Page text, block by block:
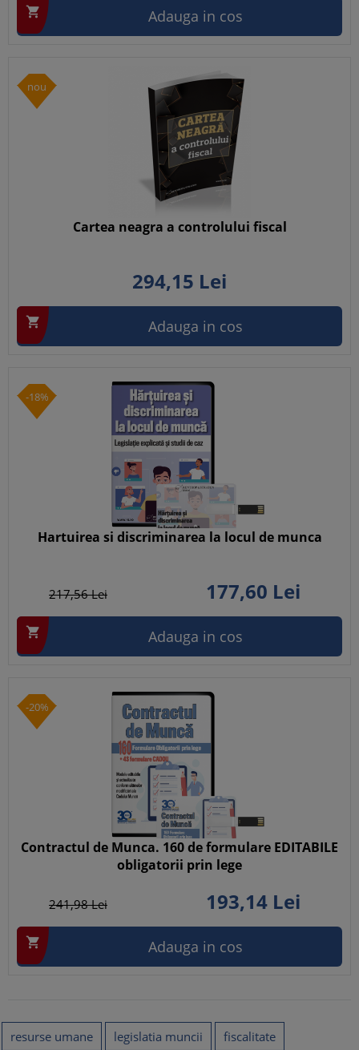
 Adauga in cos
nou
Cartea neagra a controlului fiscal
294,15 Lei
 Adauga in cos
-18%
Hartuirea si discriminarea la locul de munca
217,56Lei 177,60 Lei
 Adauga in cos
-20%
Contractul de Munca. 160 de formulare EDITABILE
obligatorii prin lege
241,98Lei 193,14Lei
 Adauga in cos
resurse umane legislatia muncii
fiscalitate